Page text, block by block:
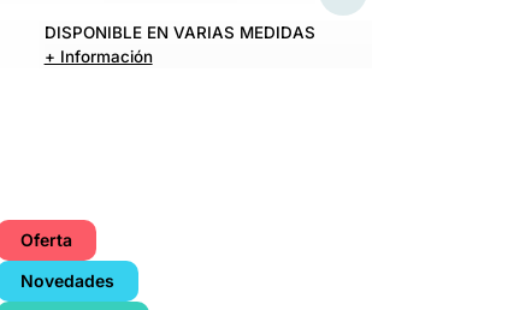
DISPONIBLE EN VARIAS MEDIDAS
+ Información
Oferta
Novedades